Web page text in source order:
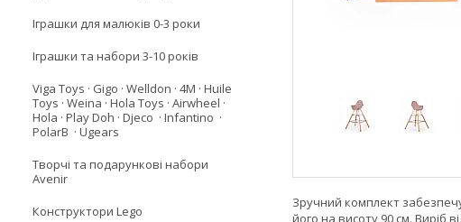
Зручний комплект
його на висоту 90 см. Виріб
Іграшки для малюків 0-3 роки
Іграшки та набори 3-10 років
Viga Toys · Gigo · Welldon · 4M · Huile
Toys · Weina · Hola Toys · Airwheel ·
Hola · Play Doh · Djeco · Infantino ·
PolarB · Ugears
Творчі та подарункові набори
Avenir
Конструктори Lego